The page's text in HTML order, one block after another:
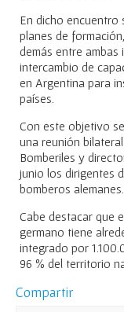
En dicho encuentro
planes de
demás entre
intercambio de
en Argentina para
países.
Con este objetivo
una reunión
Bomberiles y
junio los dirigentes
bomberos alemanes.
Cabe destacar que
germano tiene
integrado por
96 % del territorio
Compartir